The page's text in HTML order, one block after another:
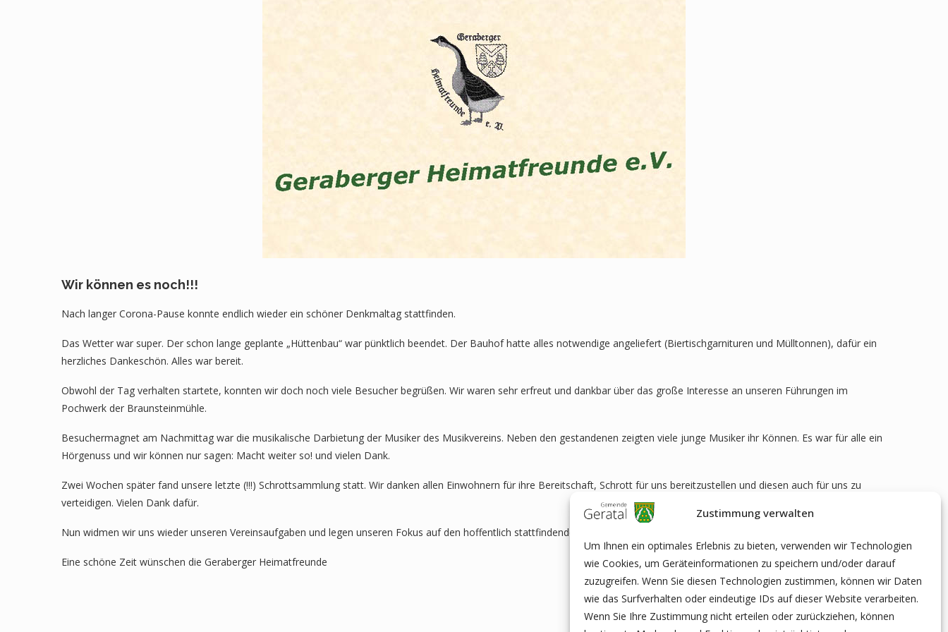
Zustimmung verwalten
Um Ihnen ein optimales Erlebnis zu bieten, verwenden wir Technologien
wie Cookies, um Geräteinformationen zu speichern und/oder darauf
zuzugreifen. Wenn Sie diesen Technologien zustimmen, können wir Daten
wie das Surfverhalten oder eindeutige IDs auf dieser Website verarbeiten.
Wenn Sie Ihre Zustimmung nicht erteilen oder zurückziehen, können
Wir können es noch!!!
Nach langer Corona-Pause konnte endlich wieder ein schöner Denkmaltag stattfinden.
Das Wetter war super. Der schon lange geplante „Hüttenbau“ war pünktlich beendet. Der Bauhof hatte alles notwendige angeliefert (Biertischgarnituren und Mülltonnen), dafür ein
herzliches Dankeschön. Alles war bereit.
Obwohl der Tag verhalten startete, konnten wir doch noch viele Besucher begrüßen. Wir waren sehr erfreut und dankbar über das große Interesse an unseren Führungen im
Pochwerk der Braunsteinmühle.
Besuchermagnet am Nachmittag war die musikalische Darbietung der Musiker des Musikvereins. Neben den gestandenen zeigten viele junge Musiker ihr Können. Es war für alle ein
Hörgenuss und wir können nur sagen: Macht weiter so! und vielen Dank.
Zwei Wochen später fand unsere letzte (!!!) Schrottsammlung statt. Wir danken allen Einwohnern für ihre Bereitschaft, Schrott für uns bereitzustellen und diesen auch für uns zu
verteidigen. Vielen Dank dafür.
Nun widmen wir uns wieder unseren Vereinsaufgaben und legen unseren Fokus auf den hoffentlich stattfindenden Weihnachtsmarkt.
Eine schöne Zeit wünschen die Geraberger Heimatfreunde